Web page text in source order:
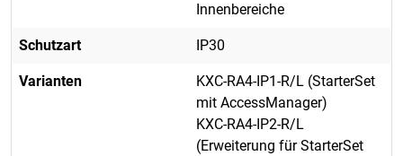
Innenbereiche
Schutzart IP30
Varianten
KXC-RA4-IP1-R/L (StarterSet
mit AccessManager)
KXC-RA4-IP2-R/L
(Erweiterung für StarterSet